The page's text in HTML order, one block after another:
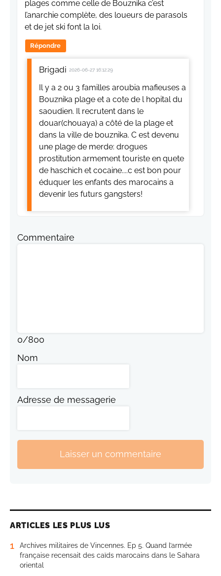
plages comme celle de Bouznika c’est
l’anarchie complète, des loueurs de parasols
et de jet ski font la loi.
Répondre
Brigadi 2026-06-27 16:12:29
Il y a 2 ou 3 familles aroubia mafieuses a
Bouznika plage et a cote de l hopital du
saoudien. Il recrutent dans le
douar(chouaya) a côté de la plage et
dans la ville de bouznika. C est devenu
une plage de merde: drogues
prostitution armement touriste en quete
de haschich et cocaine....c est bon pour
éduquer les enfants des marocains a
devenir les futurs gangsters!
Commentaire
0/800
Nom
Adresse de messagerie
Laisser un commentaire
ARTICLES LES PLUS LUS
1
Archives militaires de Vincennes. Ep 5. Quand l’armée
française recensait des caïds marocains dans le Sahara
oriental